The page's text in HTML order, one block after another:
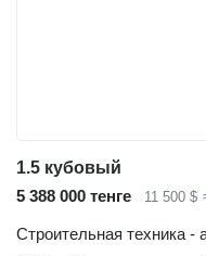
1.5 кубовый
5 388 000 тенге
11 500 $
Строительная техника -